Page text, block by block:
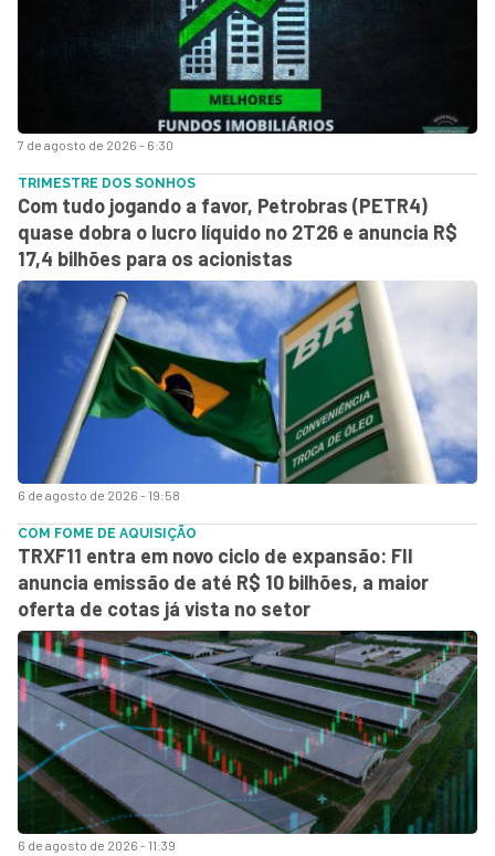
7 de agosto de 2026 - 6:30
6 de agosto de 2026 - 19:58
TRIMESTRE DOS SONHOS
Com tudo jogando a favor, Petrobras (PETR4)
quase dobra o lucro líquido no 2T26 e anuncia R$
17,4 bilhões para os acionistas
6 de agosto de 2026 - 11:39
COM FOME DE AQUISIÇÃO
TRXF11 entra em novo ciclo de expansão: FII
anuncia emissão de até R$ 10 bilhões, a maior
oferta de cotas já vista no setor